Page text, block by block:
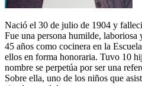
Nació el 30 de julio de 1904 y
Fue una persona humilde, laboriosa
45 años como cocinera en la
ellos en forma honoraria. Tuvo 10
nombre se perpetúa por ser una
Sobre ella, uno de los niños que